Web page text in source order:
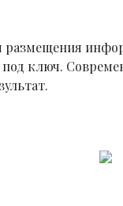
размещения
ключ.